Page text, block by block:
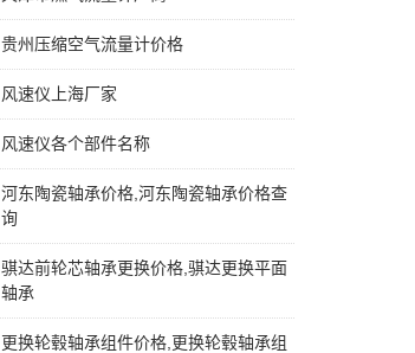
贵州压缩空气流量计价格
风速仪上海厂家
风速仪各个部件名称
河东陶瓷轴承价格,河东陶瓷轴承价格查
询
骐达前轮芯轴承更换价格,骐达更换平面
轴承
更换轮毂轴承组件价格,更换轮毂轴承组